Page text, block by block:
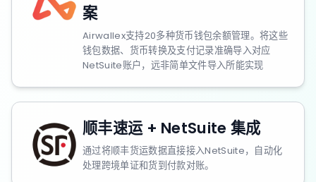
案
Airwallex支持20多种货币钱包余额管理。将这些
钱包数据、货币转换及支付记录准确导入对应
NetSuite账户，远非简单文件导入所能实现
顺丰速运 + NetSuite 集成
通过将顺丰货运数据直接接入NetSuite，自动化
处理跨境单证和货到付款对账。